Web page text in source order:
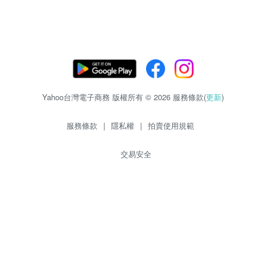
Yahoo台灣電子商務 版權所有 © 2026 服務條款(更新)
服務條款 | 隱私權 | 拍賣使用規範
交易安全